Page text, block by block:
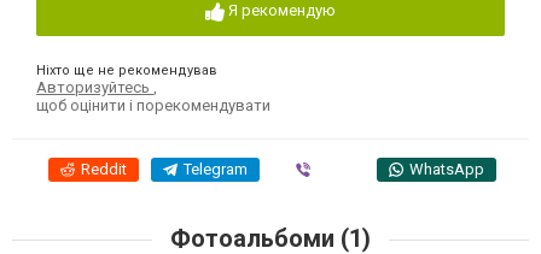
Я рекомендую
Ніхто ще не рекомендував
Авторизуйтесь
щоб оцінити і порекомендувати
Reddit Telegram WhatsApp
Фотоальбоми (1)